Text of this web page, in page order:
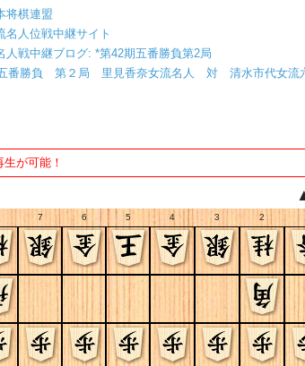
将棋連盟
名人位戦中継サイト
人戦中継ブログ: *第42期五番勝負第2局
番勝負 第２局 里見香奈女流名人 対 清水市代女流
が可能！
7 6 5 4 3 2